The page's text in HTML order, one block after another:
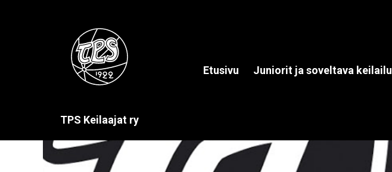
TPS Keilaajat ry
Etusivu Juniorit ja soveltava keilailu